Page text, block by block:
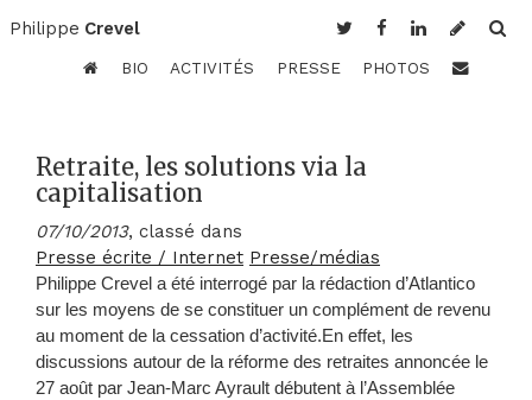
Philippe Crevel
BIO ACTIVITÉS PRESSE PHOTOS
Retraite, les solutions via la
capitalisation
07/10/2013, classé dans
Presse écrite / Internet Presse/médias
Philippe Crevel a été interrogé par la rédaction d’Atlantico
sur les moyens de se constituer un complément de revenu
au moment de la cessation d’activité.En effet, les
discussions autour de la réforme des retraites annoncée le
27 août par Jean-Marc Ayrault débutent à l’Assemblée